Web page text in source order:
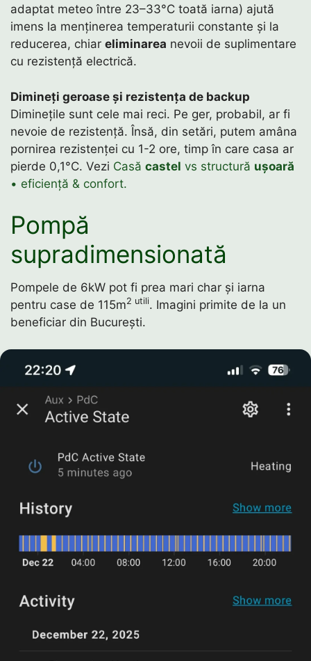
adaptat meteo între 23–33°C toată iarna) ajută
imens la menținerea temperaturii constante și la
reducerea, chiar eliminarea nevoii de suplimentare
cu rezistență electrică.
Dimineți geroase și rezistența de backup
Diminețile sunt cele mai reci. Pe ger, probabil, ar fi
nevoie de rezistență. Însă, din setări, putem amâna
pornirea rezistenței cu 1-2 ore, timp în care casa ar
pierde 0,1°C. Vezi Casă castel vs structură ușoară
• eficiență & confort.
Pompă
supradimensionată
Pompele de 6kW pot fi prea mari char și iarna
pentru case de 115m2 utili. Imagini primite de la un
beneficiar din București.